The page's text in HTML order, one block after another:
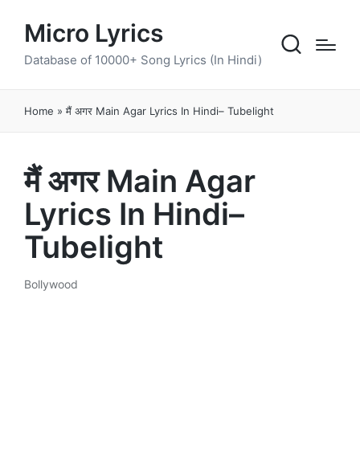
Micro Lyrics
Database of 10000+ Song Lyrics (In Hindi)
Home »मैं अगर Main Agar Lyrics In Hindi– Tubelight
मैं अगर Main Agar
Lyrics In Hindi–
Tubelight
Posted
Bollywood